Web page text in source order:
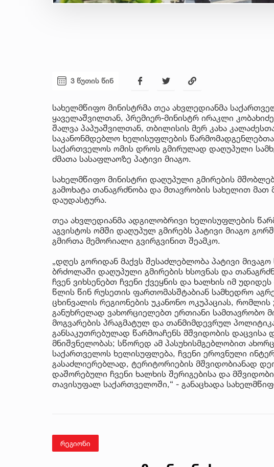
3 წუთის წინ
სახელმწიფო მინისტრმა თეა ახვლედიანმა
ყაველაშვილთან, პრემიერ-მინისტრ ირაკლი
შალვა პაპუაშვილთან, თბილისის მერ კახა
საკანონმდებლო ხელისუფლების
საქართველოს ომის დროს გმირულად დაღუპული
ძმათა სასაფლაოზე პატივი მიაგო.
სახელმწიფო მინისტრი დაღუპული გმირების
გამოხატა თანაგრძნობა და მთავრობის სახელით
დაუდასტურა.
თეა ახვლედიანმა ადგილობრივი ხელისუფლების
აგვისტოს ომში დაღუპულ გმირებს პატივი მიაგო
გმირთა მემორიალი გვირგვინით შეამკო.
„დღეს გორიდან მაქვს შესაძლებლობა პატივი
ბრძოლაში დაღუპული გმირების ხსოვნას და
ჩვენ ვიხსენებთ ჩვენი ქვეყნის და ხალხის იმ
წლის წინ რუსეთის ფართომასშტაბიან სამხედრო
ცხინვალის რეგიონების უკანონო ოკუპაციას,
განუხრელად ვახორციელებთ ერთიანი სამთავრობო
მოგვარების პრაგმატულ და თანმიმდევრულ
განსაკუთრებულად წარმოაჩენს მშვიდობის დაცვისა
მნიშვნელობას; სწორედ ამ პასუხისმგებლობით
საქართველოს ხელისუფლება, ჩვენი ეროვნული
გასაძლიერებლად, ტერიტორიების მშვიდობიანად
დაშორებული ჩვენი ხალხის შერიგებისა და
თავისუფალ საქართველოში,“ - განაცხადა
რეგიონი